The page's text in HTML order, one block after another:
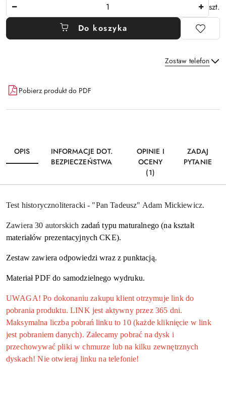
szt.
Do koszyka
Zostaw telefon
Dostępność
i
dostawa
Pobierz produkt do PDF
OPIS
INFORMACJE DOT.
BEZPIECZEŃSTWA
OPINIE I
OCENY
(1)
ZADAJ
PYTANIE
Test historycznoliteracki - "Pan Tadeusz" Adam Mickiewicz.
Zawiera 30 autorskich zadań typu maturalnego (na kształt
materiałów prezentacyjnych CKE).
Zestaw zawiera odpowiedzi wraz z punktacją.
Materiał PDF do samodzielnego wydruku.
UWAGA! Po dokonaniu zakupu klient otrzymuje link do
pobrania produktu. LINK jest aktywny przez 365 dni.
Maksymalna liczba pobrań linku to 10 (każde kliknięcie w link
jest pobraniem danych). Zalecamy pobrać na dysk i
przechowywać pliki w chmurze lub na kilku zewnętrznych
dyskach! Nie otwieraj linku na telefonie!